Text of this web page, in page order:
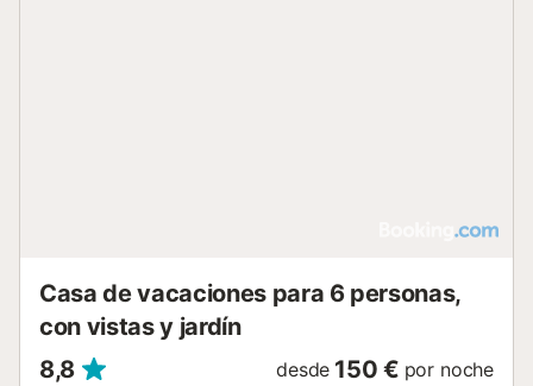
Casa de vacaciones para 6 personas,
con vistas y jardín
8,8
desde 150 € por noche